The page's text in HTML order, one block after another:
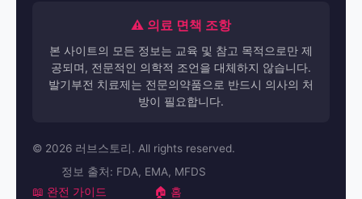
⚠️ 의료 면책 조항
본 사이트의 모든 정보는 교육 및 참고 목적으로만 제
공되며, 전문적인 의학적 조언을 대체하지 않습니다.
발기부전 치료제는 전문의약품으로 반드시 의사의 처
방이 필요합니다.
© 2026 러브스토리. All rights reserved.
정보 출처: FDA, EMA, MFDS
📖 완전 가이드 🏠 홈